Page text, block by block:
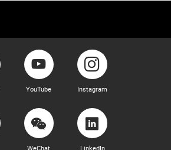
YouTube Instagram
WeChat LinkedIn